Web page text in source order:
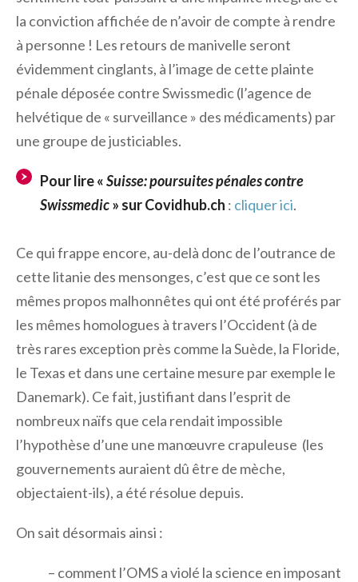
la conviction affichée de n’avoir de compte à rendre
à personne ! Les retours de manivelle seront
évidemment cinglants, à l’image de cette plainte
pénale déposée contre Swissmedic (l’agence de
helvétique de « surveillance » des médicaments) par
une groupe de justiciables.
Pour lire «Suisse: poursuites pénales contre
Swissmedic» sur Covidhub.ch : cliquer ici.
Ce qui frappe encore, au-delà donc de l’outrance de
cette litanie des mensonges, c’est que ce sont les
mêmes propos malhonnêtes qui ont été proférés par
les mêmes homologues à travers l’Occident (à de
très rares exception près comme la Suède, la Floride,
le Texas et dans une certaine mesure par exemple le
Danemark). Ce fait, justifiant dans l’esprit de
nombreux naïfs que cela rendait impossible
l’hypothèse d’une une manœuvre crapuleuse (les
gouvernements auraient dû être de mèche,
objectaient-ils), a été résolue depuis.
On sait désormais ainsi :
– comment l’OMS a violé la science en imposant